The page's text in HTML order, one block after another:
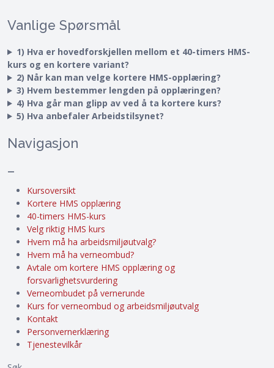
Vanlige Spørsmål
1) Hva er hovedforskjellen mellom et 40-timers HMS-
kurs og en kortere variant?
2) Når kan man velge kortere HMS-opplæring?
3) Hvem bestemmer lengden på opplæringen?
4) Hva går man glipp av ved å ta kortere kurs?
5) Hva anbefaler Arbeidstilsynet?
Navigasjon
–
Kursoversikt
Kortere HMS opplæring
40-timers HMS-kurs
Velg riktig HMS kurs
Hvem må ha arbeidsmiljøutvalg?
Hvem må ha verneombud?
Avtale om kortere HMS opplæring og
forsvarlighetsvurdering
Verneombudet på vernerunde
Kurs for verneombud og arbeidsmiljøutvalg
Kontakt
Personvernerklæring
Tjenestevilkår